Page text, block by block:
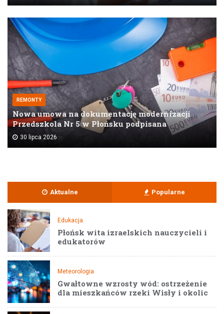
REMONTY
Nowa umowa na dokumentację modernizacji
Przedszkola Nr 5 w Płońsku podpisana
30 lipca 2026
Aktualne Popularne
Edukacja
Płońsk wita izraelskich nauczycieli i
edukatorów
Meteorologia
Gwałtowne wzrosty wód: ostrzeżenie
dla mieszkańców rzeki Wisły i okolic